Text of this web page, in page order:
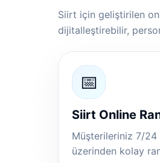
Siirt için geliştirilen
dijitalleştirebilir,
📅
Siirt Online
Müşterileriniz 7/
üzerinden kolay